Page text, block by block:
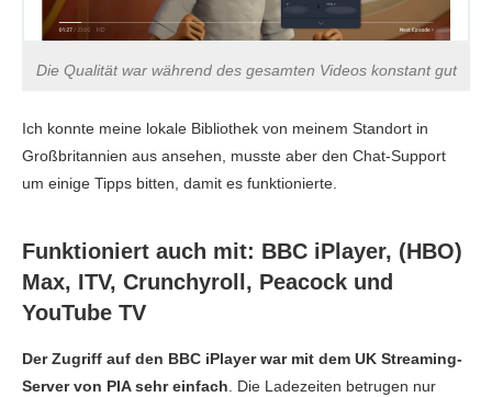
Die Qualität war während des gesamten Videos konstant gut
Ich konnte meine lokale Bibliothek von meinem Standort in
Großbritannien aus ansehen, musste aber den Chat-Support
um einige Tipps bitten, damit es funktionierte.
Funktioniert auch mit: BBC iPlayer, (HBO)
Max, ITV, Crunchyroll, Peacock und
YouTube TV
Der Zugriff auf den BBC iPlayer war mit dem UK Streaming-
Server von PIA sehr einfach. Die Ladezeiten betrugen nur